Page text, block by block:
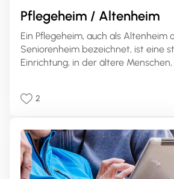
Pflegeheim / Altenheim
Ein Pflegeheim, auch als Altenheim
Seniorenheim bezeichnet, ist eine
Einrichtung, in der ältere
Betreuung und Pflege in einem
Einrichtungen, die rund um die Uhr
Pflege und Unterstützung bieten.
2